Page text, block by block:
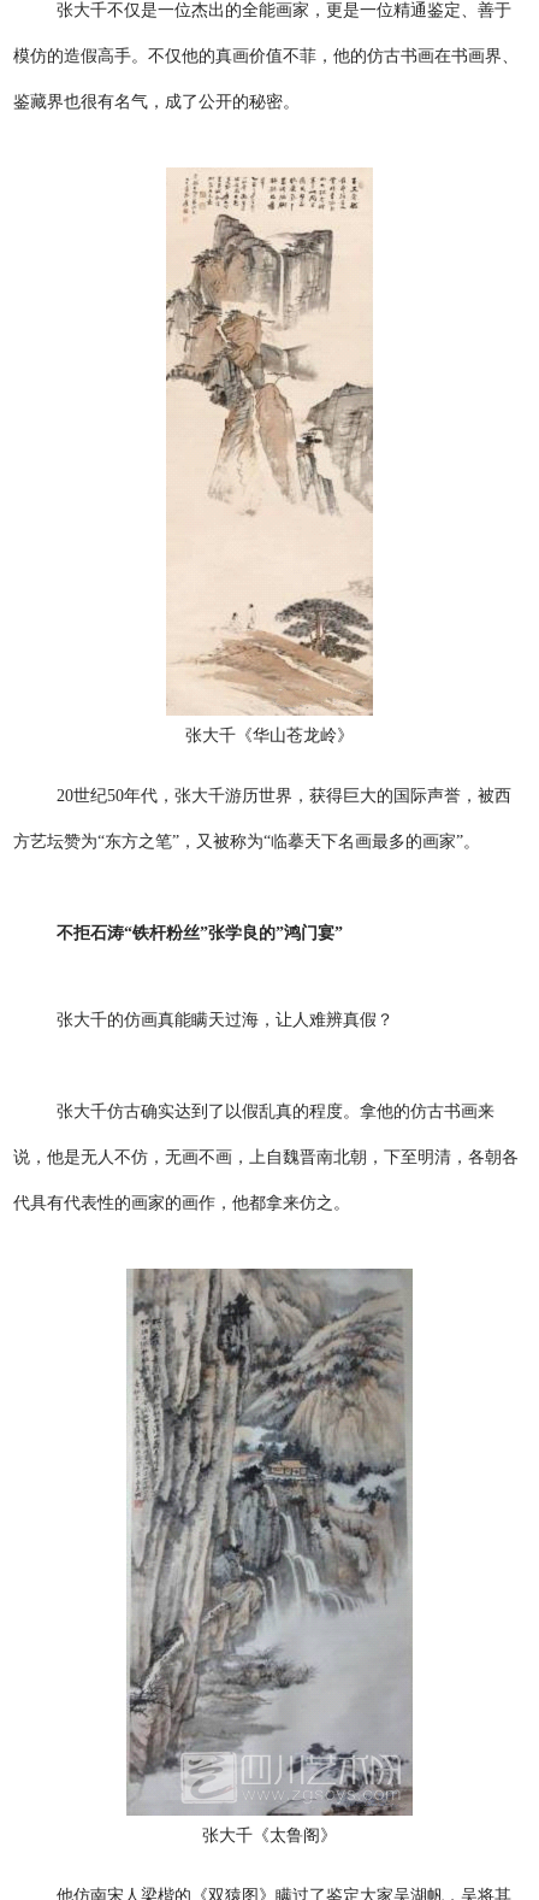
张大千不仅是一位杰出的全能画家，更是一位精通鉴定、善于
模仿的造假高手。不仅他的真画价值不菲，他的仿古书画在书画界、
鉴藏界也很有名气，成了公开的秘密。
张大千《华山苍龙岭》
20世纪50年代，张大千游历世界，获得巨大的国际声誉，被西
方艺坛赞为“东方之笔”，又被称为“临摹天下名画最多的画家”。
不拒石涛“铁杆粉丝”张学良的”鸿门宴”
张大千的仿画真能瞒天过海，让人难辨真假？
张大千仿古确实达到了以假乱真的程度。拿他的仿古书画来
说，他是无人不仿，无画不画，上自魏晋南北朝，下至明清，各朝各
代具有代表性的画家的画作，他都拿来仿之。
张大千《太鲁阁》
他仿南宋人梁楷的《双猿图》瞒过了鉴定大家吴湖帆，吴将其